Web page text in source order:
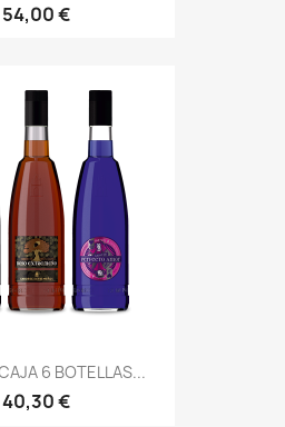
54,00 €
6 BOTELLAS...
40,30 €